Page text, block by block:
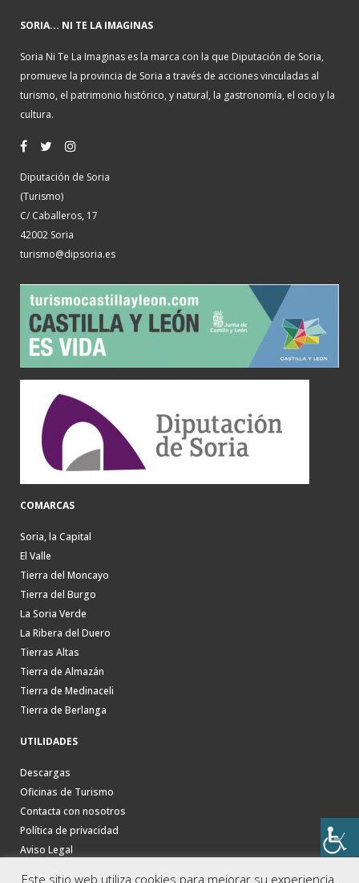
SORIA... NI TE LA IMAGINAS
Soria Ni Te La Imaginas es la marca con la que Diputación de Soria,
promueve la provincia de Soria a través de acciones vinculadas al
turismo, el patrimonio histórico, y natural, la gastronomía, el ocio y la
cultura.
Diputación de Soria
(Turismo)
C/ Caballeros, 17
42002 Soria
turismo@dipsoria.es
COMARCAS
Soria, la Capital
El Valle
Tierra del Moncayo
Tierra del Burgo
La Soria Verde
La Ribera del Duero
Tierras Altas
Tierra de Almazán
Tierra de Medinaceli
Tierra de Berlanga
UTILIDADES
Descargas
Oficinas de Turismo
Contacta con nosotros
Política de privacidad
Aviso Legal
Este sitio web utiliza cookies para mejorar su experiencia.